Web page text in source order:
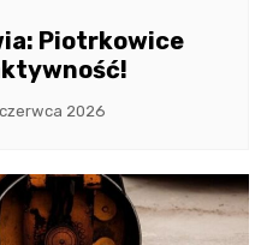
Piotrkowice
2026